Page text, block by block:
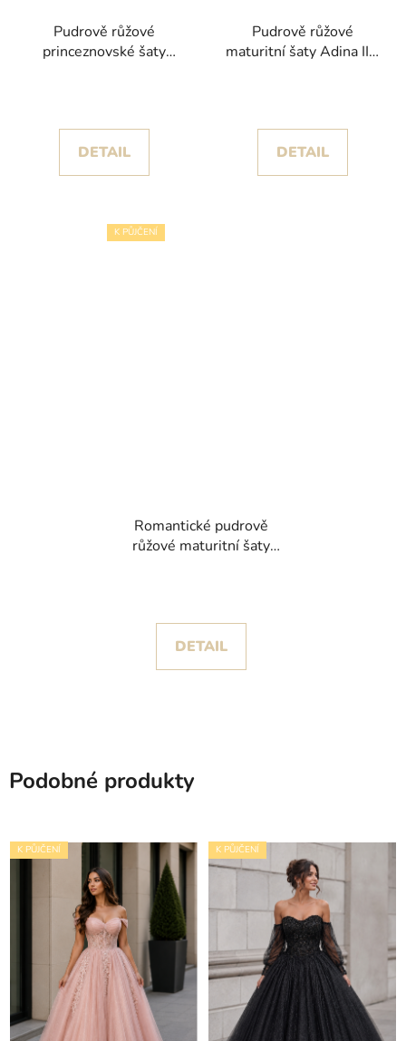
Pudrově růžové
princeznovské šaty
DETAIL
Pudrově růžové
maturitní šaty Adina II s
DETAIL
K PŮJČENÍ
Romantické pudrově
růžové maturitní šaty
DETAIL
Podobné produkty
K PŮJČENÍ K PŮJČENÍ